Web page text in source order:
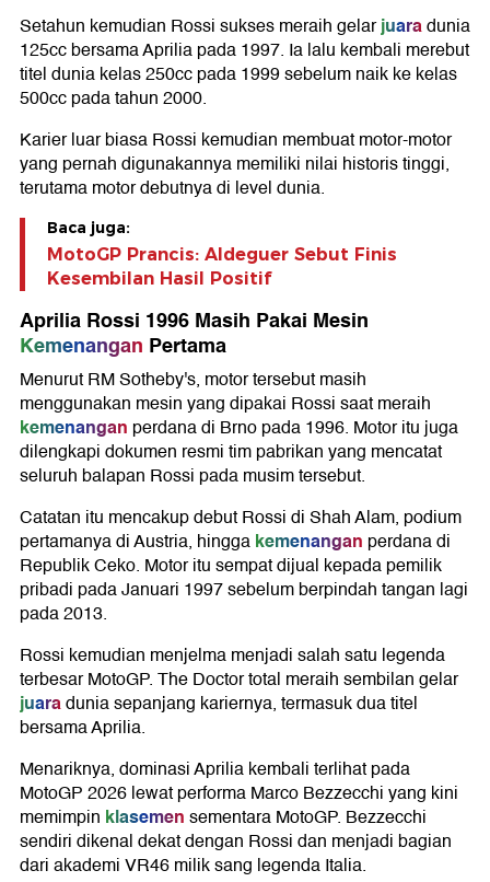
Setahun kemudian Rossi sukses meraih gelarjuaradunia
125cc bersama Aprilia pada 1997. Ia lalu kembali merebut
titel dunia kelas 250cc pada 1999 sebelum naik ke kelas
500cc pada tahun 2000.
Karier luar biasa Rossi kemudian membuat motor-motor
yang pernah digunakannya memiliki nilai historis tinggi,
terutama motor debutnya di level dunia.
Baca juga:
MotoGP Prancis: Aldeguer Sebut Finis
Kesembilan Hasil Positif
Aprilia Rossi 1996 Masih Pakai Mesin
Kemenangan Pertama
Menurut RM Sotheby's, motor tersebut masih
menggunakan mesin yang dipakai Rossi saat meraih
kemenangan perdana di Brno pada 1996. Motor itu juga
dilengkapi dokumen resmi tim pabrikan yang mencatat
seluruh balapan Rossi pada musim tersebut.
Catatan itu mencakup debut Rossi di Shah Alam, podium
pertamanya di Austria, hinggakemenangan perdana di
Republik Ceko. Motor itu sempat dijual kepada pemilik
pribadi pada Januari 1997 sebelum berpindah tangan lagi
pada 2013.
Rossi kemudian menjelma menjadi salah satu legenda
terbesarMotoGP. The Doctor total meraih sembilan gelar
juaradunia sepanjang kariernya, termasuk dua titel
bersama Aprilia.
Menariknya, dominasi Aprilia kembali terlihat pada
MotoGP 2026 lewat performaMarco Bezzecchiyang kini
memimpin klasemensementara MotoGP. Bezzecchi
sendiri dikenal dekat dengan Rossi dan menjadi bagian
dari akademi VR46 milik sang legenda Italia.